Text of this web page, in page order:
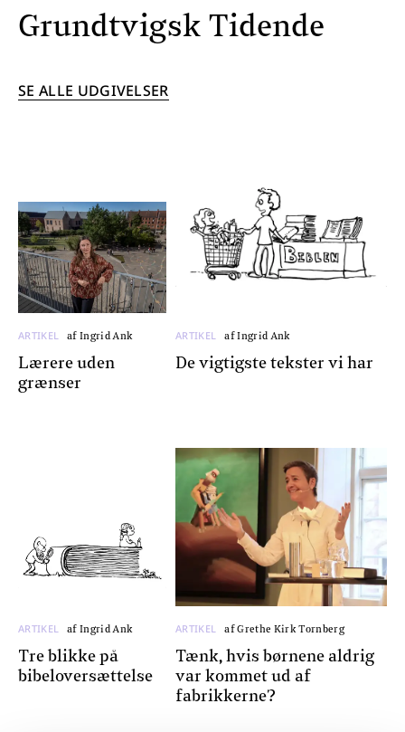
Grundtvigsk Tidende
SE ALLE UDGIVELSER
ARTIKEL af Ingrid Ank
Lærere uden
grænser
ARTIKEL af Ingrid Ank
De vigtigste tekster vi har
ARTIKEL af Ingrid Ank
Tre blikke på
bibeloversættelse
ARTIKEL af Grethe Kirk Tornberg
Tænk, hvis børnene aldrig
var kommet ud af
fabrikkerne?